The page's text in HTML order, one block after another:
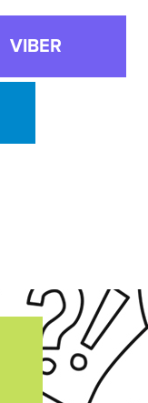
VIBER